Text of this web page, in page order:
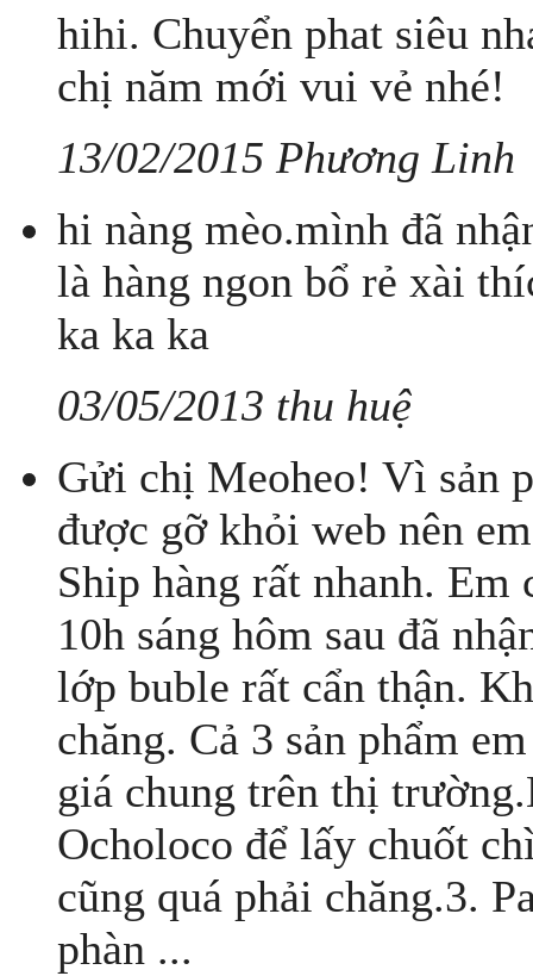
hihi. Chuyển phat siêu
chị năm mới vui vẻ nhé!
13/02/2015 Phương Linh
hi nàng mèo.mình đã
là hàng ngon bổ rẻ xài
ka ka ka
03/05/2013 thu huệ
Gửi chị Meoheo! Vì sản
được gỡ khỏi web nên
Ship hàng rất nhanh.
10h sáng hôm sau đã
lớp buble rất cẩn thận.
chăng. Cả 3 sản phẩm
giá chung trên thị
Ocholoco để lấy chuốt
cũng quá phải chăng.3.
phàn ...